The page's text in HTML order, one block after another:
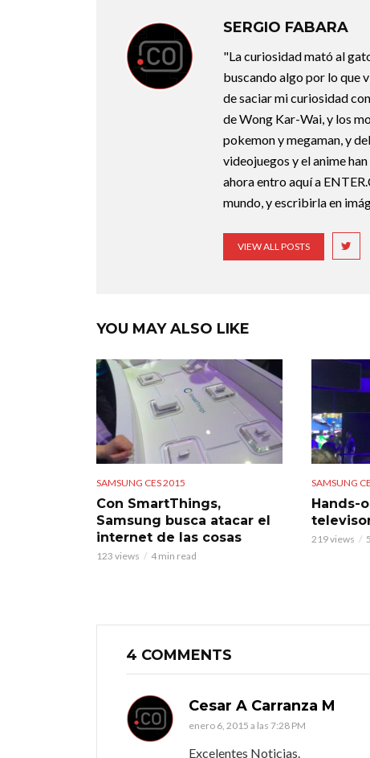
SERGIO FABARA
"La curiosidad mató al
buscando algo por lo que
de saciar mi curiosidad
de Wong Kar-Wai, y los
pokemon y megaman, y
videojuegos y el anime
ahora entro aquí a
mundo, y escribirla en
VIEW ALL POSTS
YOU MAY ALSO LIKE
SAMSUNG CES 2015
Con SmartThings,
Samsung busca atacar el
internet de las cosas
123 views 4 min read
SAMSUNG
Hands-
219 views
4 COMMENTS
Cesar A Carranza M
enero 6, 2015 a las 7:28 PM
Excelentes Noticias.